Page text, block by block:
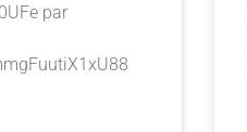
par